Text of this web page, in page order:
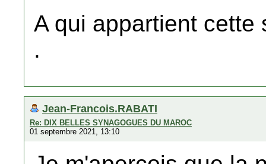
A qui appartient cette
.
Jean-Francois.RABATI
Re: DIX BELLES SYNAGOGUES DU MAROC
01 septembre 2021, 13:10